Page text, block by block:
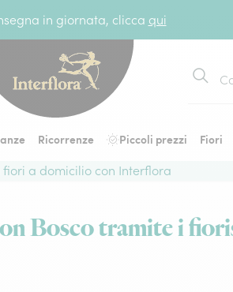
in giornata, clicca qui
Cerca
Ricorrenze Piccoli prezzi
Fiori
fiori a domicilio con Interflora
Bosco tramite i